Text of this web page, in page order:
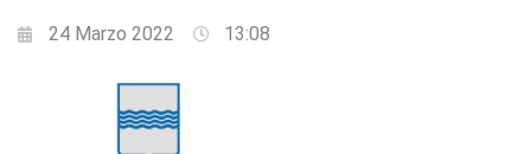
24 Marzo 2022 13:08